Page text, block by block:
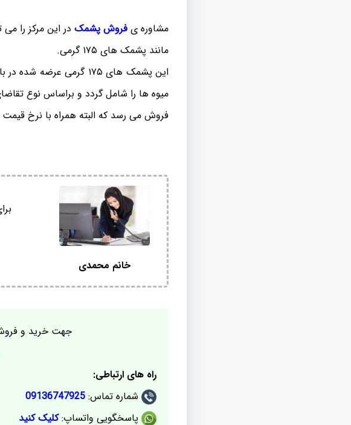
مشاوره ی فروش پشمک در این مرکز را
مانند پشمک های ۱۷۵ گرمی.
این پشمک های ۱۷۵ گرمی
میوه ها را شامل گردد و براساس نوع
فروش می رسد که البته همراه با نرخ قیمت
خانم محمدی
جهت خرید و فروش
راه های ارتباطی:
شماره تماس: 09136747925
پاسخگویی واتساپ:کلیک کنید